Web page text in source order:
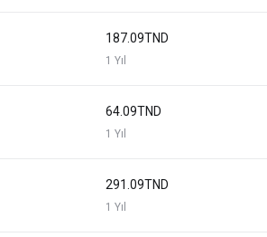
187.09TND
1 Yıl
64.09TND
1 Yıl
291.09TND
1 Yıl